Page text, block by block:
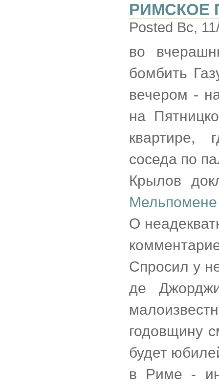
РИМСКОЕ
Posted Вс,
во
бомбить
вечером -
на
квартире,
соседа по
Крылов
Мельпомене
О
Спросил у
де
годовщину
будет
в Риме -